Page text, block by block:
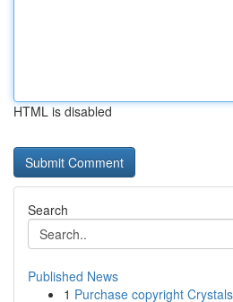
HTML is disabled
Search
Published News
1 Purchase copyright